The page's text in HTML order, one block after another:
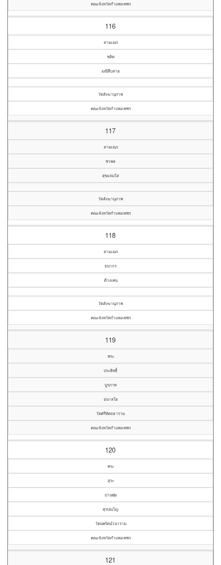
คณะจังหวัดกำแพงเพชร
116
สามเณร
ชลิต
มณีสืบสาย
วัดสังฆานุภาพ
คณะจังหวัดกำแพงเพชร
117
สามเณร
ชวพล
สุขแจ่มใส
วัดสังฆานุภาพ
คณะจังหวัดกำแพงเพชร
118
สามเณร
ธนากร
ด้วงเคน
วัดสังฆานุภาพ
คณะจังหวัดกำแพงเพชร
119
พระ
ประสิทธิ์
บูรภาพ
อนาลโย
วัดศรีหัตถยาราม
คณะจังหวัดกำแพงเพชร
120
พระ
สุระ
ปานพุ่ม
สุรปญฺโญ
วัดนพรัตน์วนาราม
คณะจังหวัดกำแพงเพชร
121